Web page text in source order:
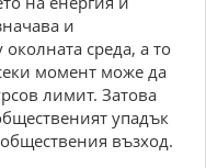
и
среда, а то
момент може да
лимит. Затова
упадък
възход.